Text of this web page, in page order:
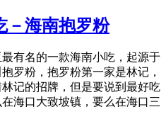
－海南抱罗粉
有名的一款海南小吃，起源于
罗粉，抱罗粉第一家是林记，
记的招牌，但是要说到最好吃
海口大致坡镇，要么在海口三